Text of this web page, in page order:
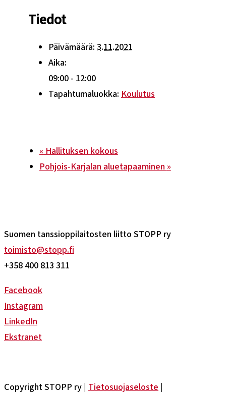
Tiedot
Päivämäärä:3.11.2021
Aika:
09:00 - 12:00
Tapahtumaluokka: Koulutus
« Hallituksen kokous
Pohjois-Karjalan aluetapaaminen »
Suomen tanssioppilaitosten liitto STOPP ry
toimisto@stopp.fi
+358 400 813 311
Facebook
Instagram
LinkedIn
Ekstranet
Copyright STOPP ry | Tietosuojaseloste |